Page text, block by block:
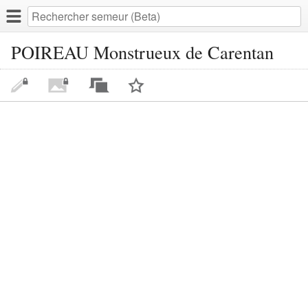
POIREAU Monstrueux de Carentan